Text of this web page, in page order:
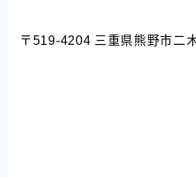
〒519-4204 三重県熊野市二